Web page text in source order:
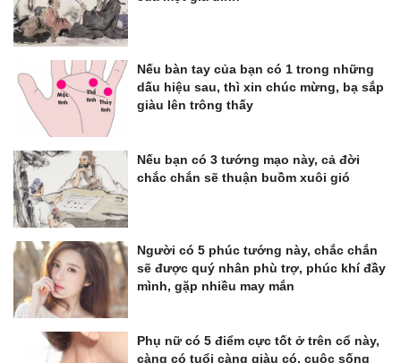
Nếu bàn tay của bạn có 1 trong những
dấu hiệu sau, thì xin chúc mừng, bạ sắp
giàu lên trông thấy
Nếu bạn có 3 tướng mạo này, cả đời
chắc chắn sẽ thuận buồm xuôi gió
Người có 5 phúc tướng này, chắc chắn
sẽ được quý nhân phù trợ, phúc khí đầy
mình, gặp nhiều may mắn
Phụ nữ có 5 điểm cực tốt ở trên cổ này,
càng có tuổi càng giàu có, cuộc sống